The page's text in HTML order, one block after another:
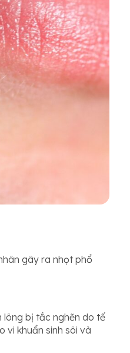
gây ra nhọt phổ
lông bị tắc nghẽn do tế
vi khuẩn sinh sôi và